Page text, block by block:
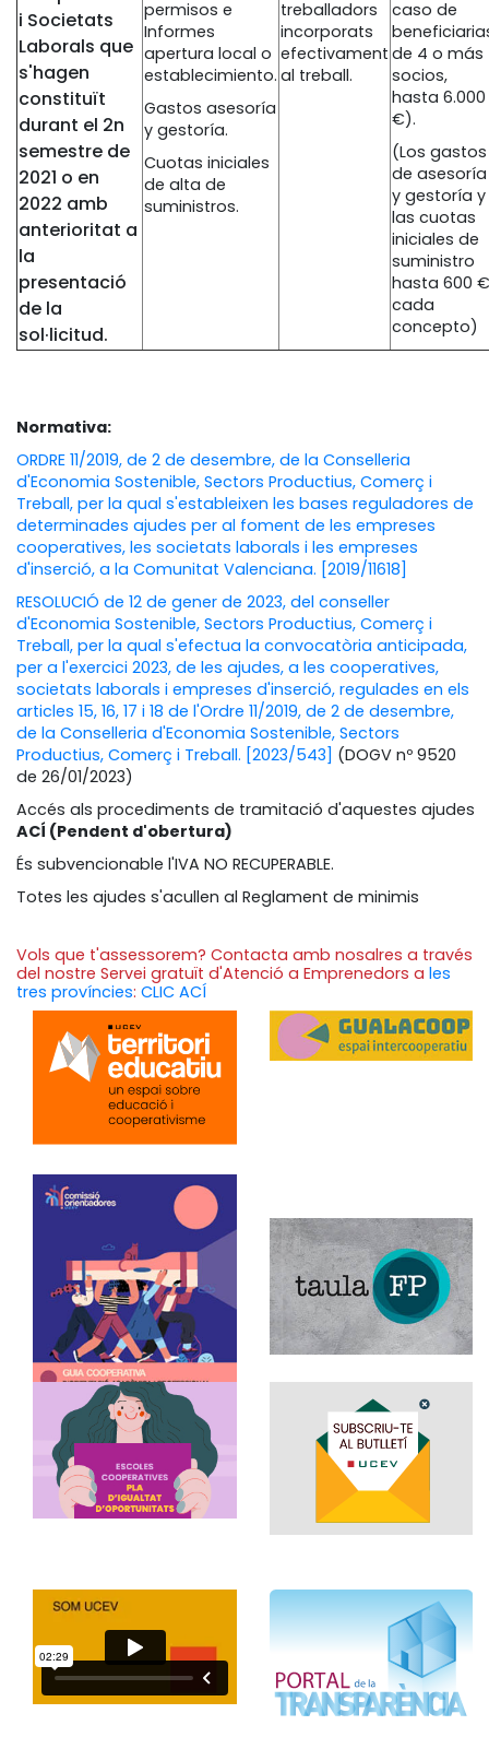
i Societats
Laborals que
s'hagen
constituït
durant el 2n
semestre de
2021 o en
2022 amb
anterioritat a
la
presentació
de la
sol·licitud.
permisos e
Informes
apertura local o
establecimiento.
Gastos asesoría
y gestoría.
Cuotas iniciales
de alta de
suministros.
treballadors
incorporats
efectivament
al treball.
caso de
de 4 o más
socios,
hasta 6.000
€).
(Los gastos
de asesoría
y gestoría y
las cuotas
iniciales de
suministro
hasta 600 €
cada
concepto)
Normativa:
ORDRE 11/2019, de 2 de desembre, de la Conselleria
d'Economia Sostenible, Sectors Productius, Comerç i
Treball, per la qual s'estableixen les bases reguladores de
determinades ajudes per al foment de les empreses
cooperatives, les societats laborals i les empreses
d'inserció, a la Comunitat Valenciana. [2019/11618]
RESOLUCIÓ de 12 de gener de 2023, del conseller
d'Economia Sostenible, Sectors Productius, Comerç i
Treball, per la qual s'efectua la convocatòria anticipada,
per a l'exercici 2023, de les ajudes, a les cooperatives,
societats laborals i empreses d'inserció, regulades en els
articles 15, 16, 17 i 18 de l'Ordre 11/2019, de 2 de desembre,
de la Conselleria d'Economia Sostenible, Sectors
Productius, Comerç i Treball. [2023/543] (DOGV nº 9520
de 26/01/2023)
Accés als procediments de tramitació d'aquestes ajudes
ACÍ (Pendent d'obertura)
És subvencionable l'IVA NO RECUPERABLE.
Totes les ajudes s'acullen al Reglament de minimis
Vols que t'assessorem? Contacta amb nosalres a través
del nostre Servei gratuït d'Atenció a Emprenedors a les
tres províncies: CLIC ACÍ